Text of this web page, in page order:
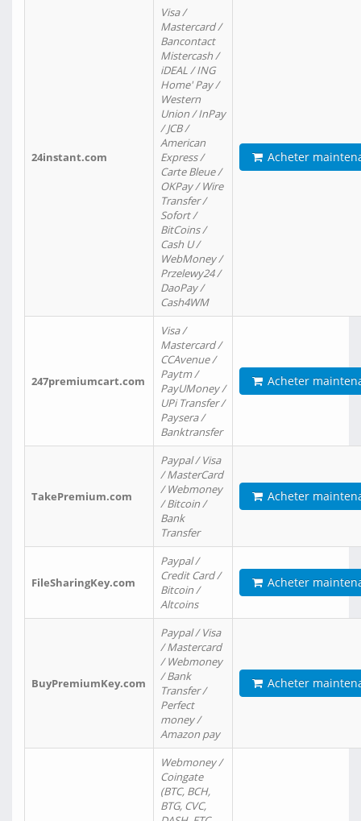
24instant.com
Visa /
Mastercard /
Bancontact
Mistercash /
iDEAL / ING
Home' Pay /
Western
Union / InPay
/ JCB /
American
Express /
Carte Bleue /
OKPay / Wire
Transfer /
Sofort /
BitCoins /
Cash U /
WebMoney /
Przelewy24 /
DaoPay /
Cash4WM
Acheter
247premiumcart.com
Visa /
Mastercard /
CCAvenue /
Paytm /
PayUMoney /
UPi Transfer /
Paysera /
Banktransfer
Acheter
TakePremium.com
Paypal / Visa
/ MasterCard
/ Webmoney
/ Bitcoin /
Bank
Transfer
Acheter
FileSharingKey.com
Paypal /
Credit Card /
Bitcoin /
Altcoins
Acheter
BuyPremiumKey.com
Paypal / Visa
/ Mastercard
/ Webmoney
/ Bank
Transfer /
Perfect
money /
Amazon pay
Acheter
Webmoney /
Coingate
(BTC, BCH,
BTG, CVC,